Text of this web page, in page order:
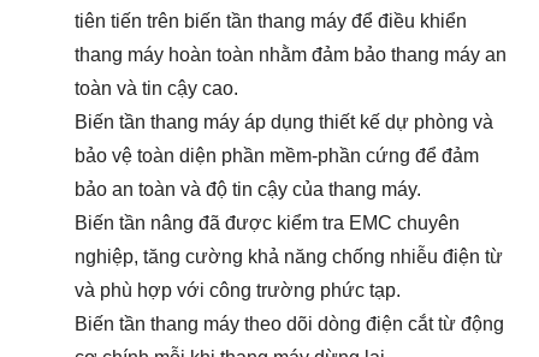
tiên tiến trên biến tần thang máy để điều khiển
thang máy hoàn toàn nhằm đảm bảo thang máy an
toàn và tin cậy cao.
Biến tần thang máy áp dụng thiết kế dự phòng và
bảo vệ toàn diện phần mềm-phần cứng để đảm
bảo an toàn và độ tin cậy của thang máy.
Biến tần nâng đã được kiểm tra EMC chuyên
nghiệp, tăng cường khả năng chống nhiễu điện từ
và phù hợp với công trường phức tạp.
Biến tần thang máy theo dõi dòng điện cắt từ động